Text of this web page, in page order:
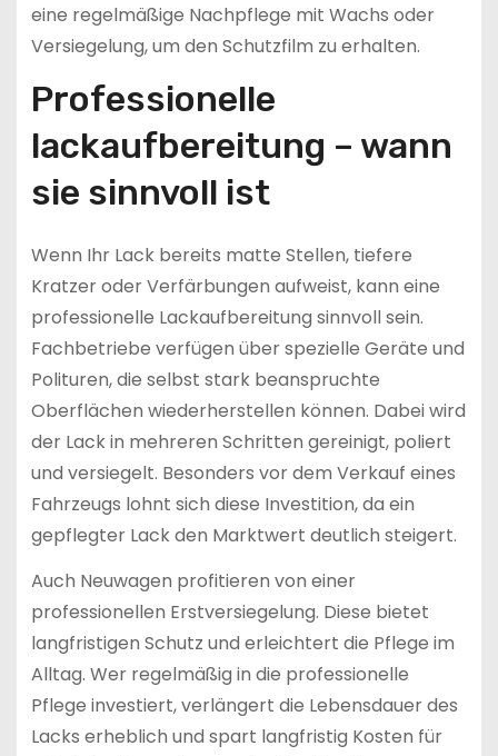
eine regelmäßige Nachpflege mit Wachs oder
Versiegelung, um den Schutzfilm zu erhalten.
Professionelle
lackaufbereitung – wann
sie sinnvoll ist
Wenn Ihr Lack bereits matte Stellen, tiefere
Kratzer oder Verfärbungen aufweist, kann eine
professionelle Lackaufbereitung sinnvoll sein.
Fachbetriebe verfügen über spezielle Geräte und
Polituren, die selbst stark beanspruchte
Oberflächen wiederherstellen können. Dabei wird
der Lack in mehreren Schritten gereinigt, poliert
und versiegelt. Besonders vor dem Verkauf eines
Fahrzeugs lohnt sich diese Investition, da ein
gepflegter Lack den Marktwert deutlich steigert.
Auch Neuwagen profitieren von einer
professionellen Erstversiegelung. Diese bietet
langfristigen Schutz und erleichtert die Pflege im
Alltag. Wer regelmäßig in die professionelle
Pflege investiert, verlängert die Lebensdauer des
Lacks erheblich und spart langfristig Kosten für